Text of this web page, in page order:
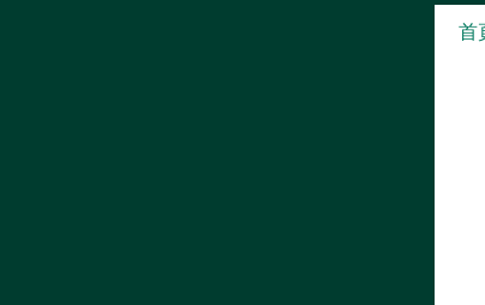
首